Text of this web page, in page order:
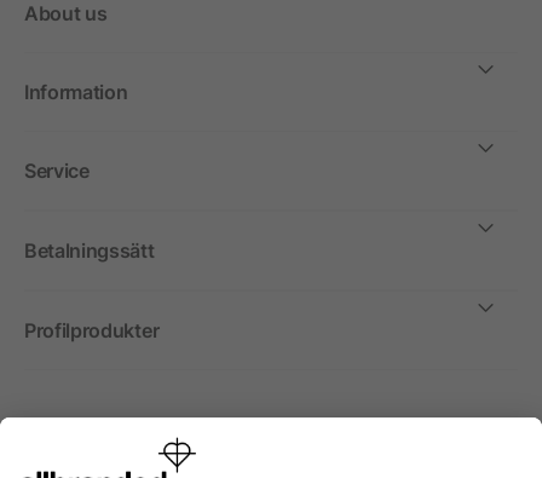
About us
Information
Service
Betalningssätt
Profilprodukter
Internationellt